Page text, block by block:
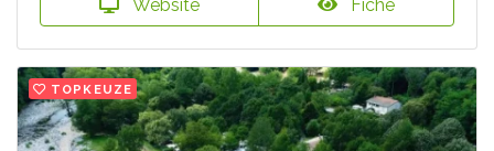
Website Fiche
TOPKEUZE